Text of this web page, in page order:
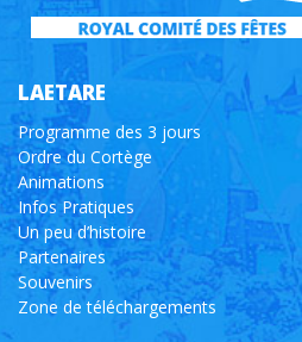
LAETARE
Programme des 3 jours
Ordre du Cortège
Animations
Infos Pratiques
Un peu d’histoire
Partenaires
Souvenirs
Zone de téléchargements